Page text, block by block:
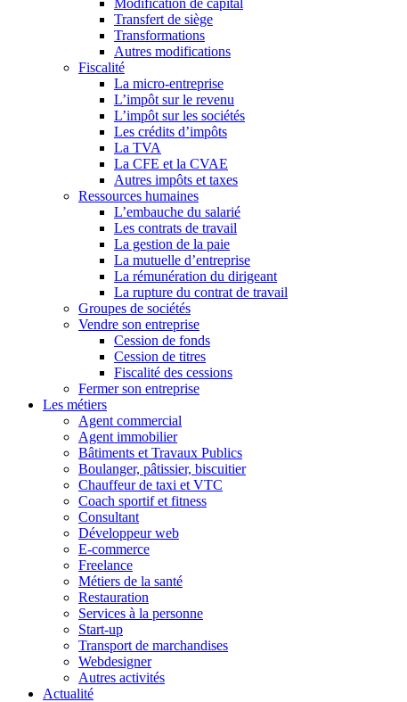
Modification de capital
Transfert de siège
Transformations
Autres modifications
Fiscalité
La micro-entreprise
L’impôt sur le revenu
L’impôt sur les sociétés
Les crédits d’impôts
La TVA
La CFE et la CVAE
Autres impôts et taxes
Ressources humaines
L’embauche du salarié
Les contrats de travail
La gestion de la paie
La mutuelle d’entreprise
La rémunération du dirigeant
La rupture du contrat de travail
Groupes de sociétés
Vendre son entreprise
Cession de fonds
Cession de titres
Fiscalité des cessions
Fermer son entreprise
Les métiers
Agent commercial
Agent immobilier
Bâtiments et Travaux Publics
Boulanger, pâtissier, biscuitier
Chauffeur de taxi et VTC
Coach sportif et fitness
Consultant
Développeur web
E-commerce
Freelance
Métiers de la santé
Restauration
Services à la personne
Start-up
Transport de marchandises
Webdesigner
Autres activités
Actualité